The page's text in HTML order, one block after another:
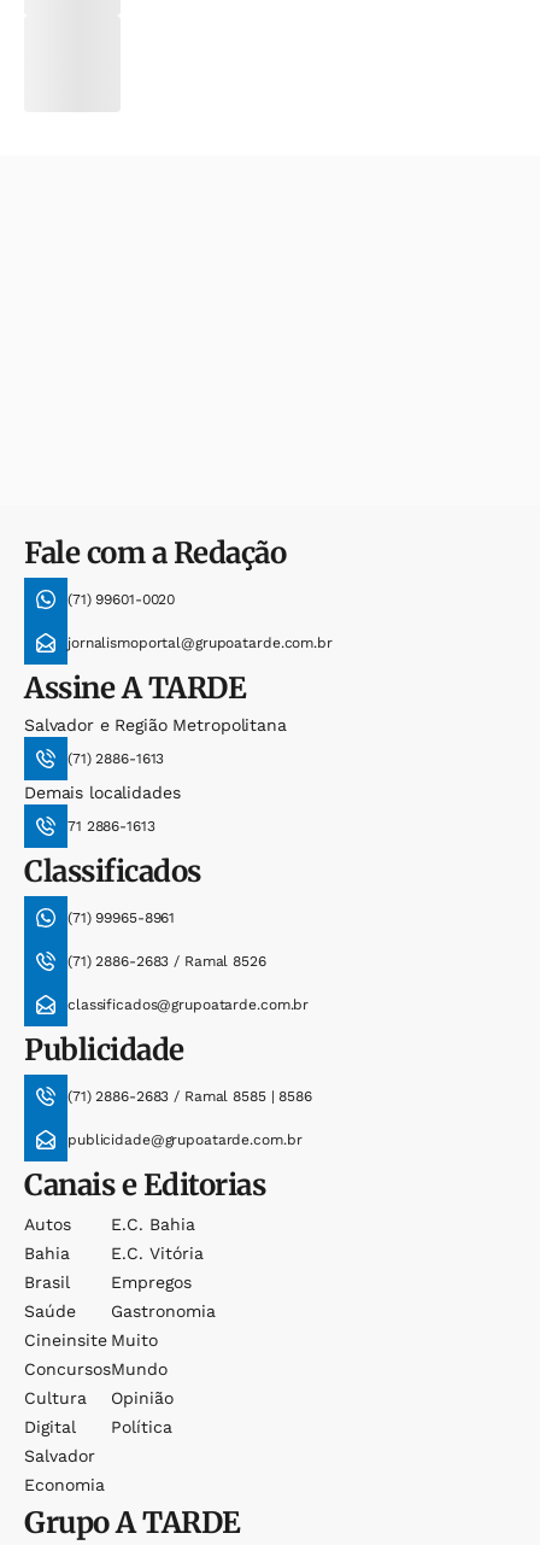
Fale com a Redação
(71) 99601-0020
jornalismoportal@grupoatarde.com.br
AssineA TARDE
Salvador e Região Metropolitana
(71) 2886-1613
Demais localidades
71 2886-1613
Classificados
(71) 99965-8961
(71) 2886-2683 / Ramal 8526
classificados@grupoatarde.com.br
Publicidade
(71) 2886-2683 / Ramal 8585 | 8586
publicidade@grupoatarde.com.br
Canais e Editorias
Autos
Bahia
Brasil
Saúde
Cineinsite
Concursos
Cultura
Digital
Salvador
Economia
E.c. Bahia
E.c. Vitória
Empregos
Gastronomia
Muito
Mundo
Opinião
Política
GrupoA TARDE